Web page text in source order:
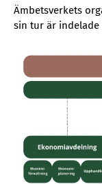
Ämbetsverkets
sin tur är